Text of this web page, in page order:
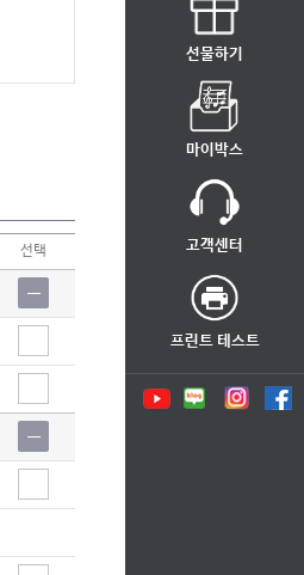
선택
선물하기
마이박스
고객센터
프린트 테스트